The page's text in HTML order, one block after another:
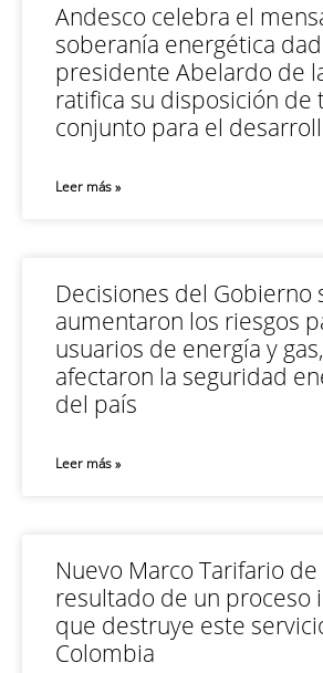
Andesco celebra el
soberanía energética
presidente Abelardo de
ratifica su disposición de
conjunto para el
Leer más »
Decisiones del Gobierno
aumentaron los riesgos
usuarios de energía y
afectaron la seguridad
del país
Leer más »
Nuevo Marco Tarifario de
resultado de un proceso
que destruye este
Colombia